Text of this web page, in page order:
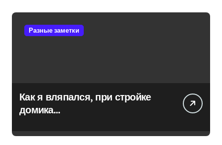
Разные заметки
Как я вляпался, при стройке
домика…